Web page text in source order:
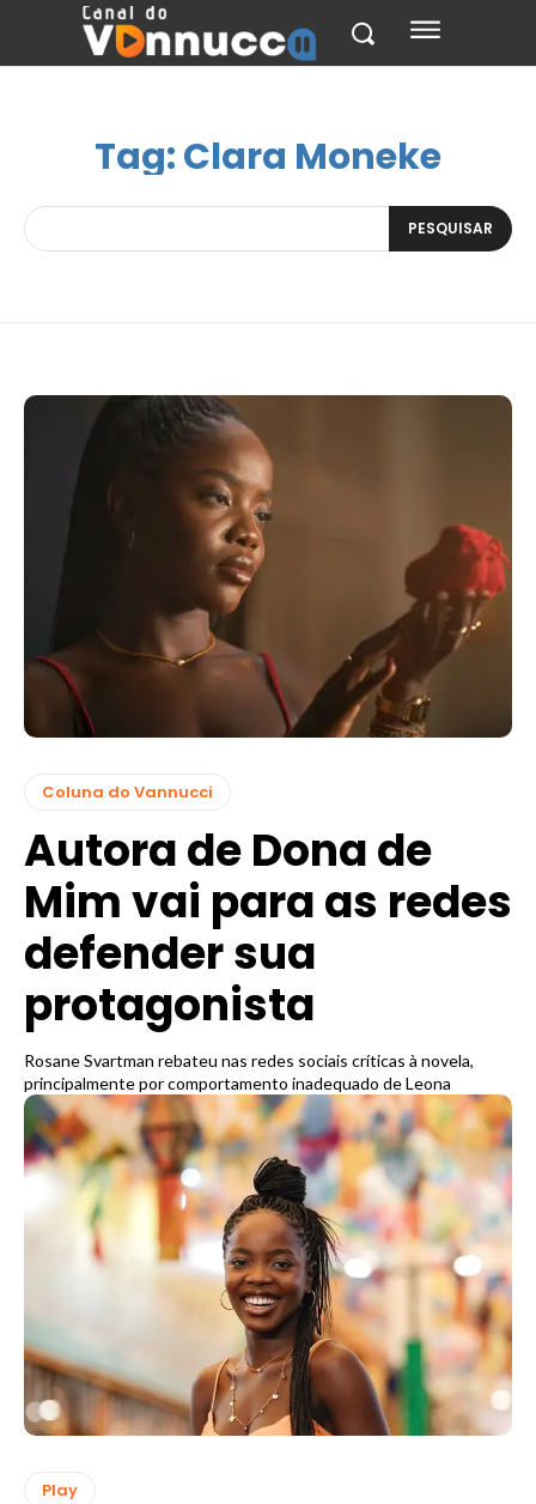
Tag:Clara Moneke
PESQUISAR
Coluna do Vannucci
Autora de Dona de
Mim vai para as redes
defender sua
protagonista
Rosane Svartman rebateu nas redes sociais críticas à novela,
principalmente por comportamento inadequado de Leona
Play